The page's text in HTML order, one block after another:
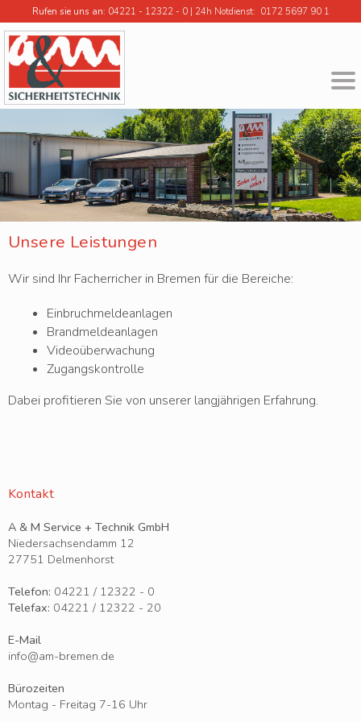
Rufen sie uns an: 04221 - 12322 - 0 | 24h Notdienst: 0172 5697 90 1
Unsere Leistungen
Wir sind Ihr Facherricher in Bremen für die Bereiche:
Einbruchmeldeanlagen
Brandmeldeanlagen
Videoüberwachung
Zugangskontrolle
Dabei profitieren Sie von unserer langjährigen Erfahrung.
Kontakt
A & M Service + Technik GmbH
Niedersachsendamm 12
27751 Delmenhorst
Telefon: 04221 / 12322 - 0
Telefax: 04221 / 12322 - 20
E-Mail
info@am-bremen.de
Bürozeiten
Montag - Freitag 7-16 Uhr